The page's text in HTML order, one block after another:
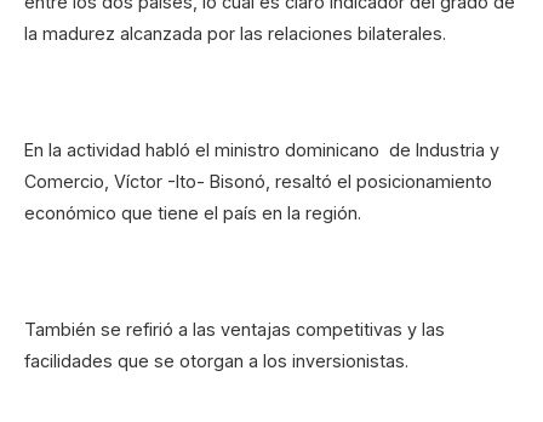
la madurez alcanzada por las relaciones bilaterales.
En la actividad habló el ministro dominicano de Industria y
Comercio, Víctor -Ito- Bisonó, resaltó el posicionamiento
económico que tiene el país en la región.
También se refirió a las ventajas competitivas y las
facilidades que se otorgan a los inversionistas.